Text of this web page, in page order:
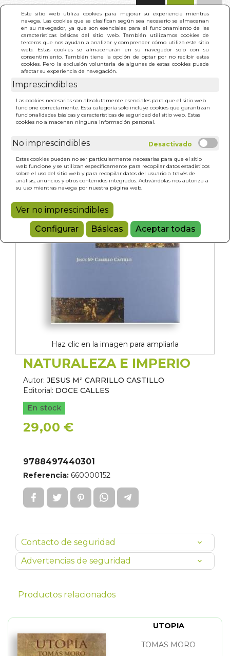
Este sitio web utiliza cookies para mejorar su experiencia mientras
navega. Las cookies que se clasifican según sea necesario se almacenan
en su navegador, ya que son esenciales para el funcionamiento de las
características básicas del sitio web. También utilizamos cookies de
terceros que nos ayudan a analizar y comprender cómo utiliza este sitio
web. Estas cookies se almacenarán en su navegador solo con su
consentimiento. También tiene la opción de optar por no recibir estas
cookies. Pero la exclusión voluntaria de algunas de estas cookies puede
afectar su experiencia de navegación.
Imprescindibles
Las cookies necesarias son absolutamente esenciales para que el sitio web
funcione correctamente. Esta categoría solo incluye cookies que garantizan
funcionalidades básicas y características de seguridad del sitio web. Estas
cookies no almacenan ninguna información personal.
No imprescindibles
Estas cookies pueden no ser particularmente necesarias para que el sitio
web funcione y se utilizan específicamente para recopilar datos estadísticos
sobre el uso del sitio web y para recopilar datos del usuario a través de
análisis, anuncios y otros contenidos integrados. Activándolas nos autoriza a
su uso mientras navega por nuestra página web.
Ver no imprescindibles
Configurar
Básicas Aceptar todas
INICIO > NATURALEZA E IMPERIO
Haz clic en la imagen para ampliarla
NATURALEZA E IMPERIO
Autor: JESUS Mª CARRILLO CASTILLO
Editorial: DOCE CALLES
En stock
29,00 €
9788497440301
Referencia: 660000152
Contacto de seguridad
Advertencias de seguridad
Productos relacionados
UTOPIA
TOMAS MORO